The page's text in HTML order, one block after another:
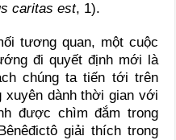
caritas est, 1).
tương quan, một cuộc
đi quyết định mới là
chúng ta tiến tới trên
xuyên dành thời gian với
được chìm đắm trong
giải thích trong